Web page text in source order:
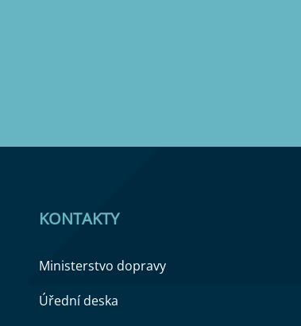
KONTAKTY
Ministerstvo dopravy
Úřední deska